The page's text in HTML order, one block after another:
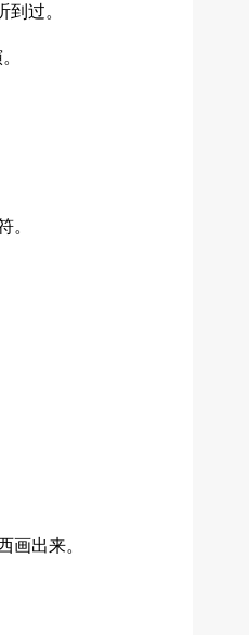
过。
。
画出来。